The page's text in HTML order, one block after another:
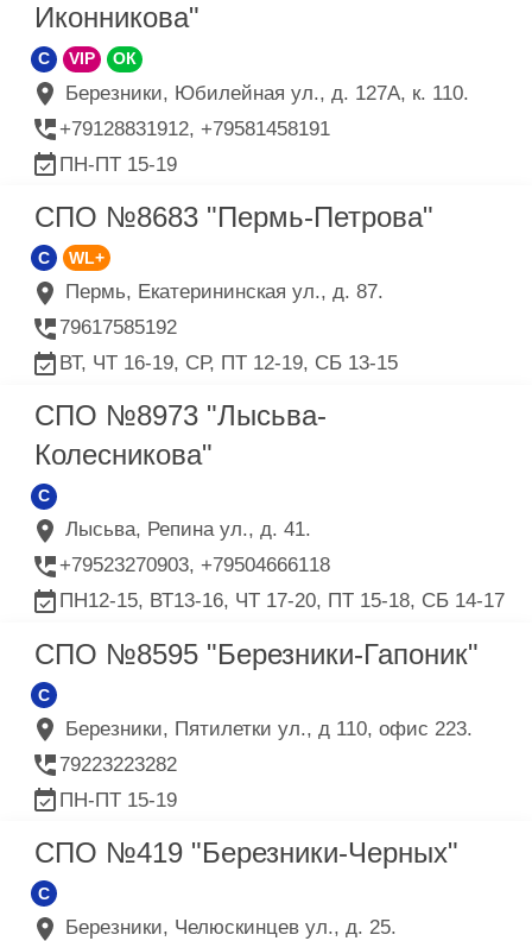
Иконникова"
C VIP ОК
Березники, Юбилейная ул., д. 127А, к. 110.
+79128831912, +79581458191
ПН-ПТ 15-19
СПО №8683 "Пермь-Петрова"
C WL+
Пермь, Екатерининская ул., д. 87.
79617585192
ВТ, ЧТ 16-19, СР, ПТ 12-19, СБ 13-15
СПО №8973 "Лысьва-
Колесникова"
C
Лысьва, Репина ул., д. 41.
+79523270903, +79504666118
ПН12-15, ВТ13-16, ЧТ 17-20, ПТ 15-18, СБ 14-17
СПО №8595 "Березники-Гапоник"
C
Березники, Пятилетки ул., д 110, офис 223.
79223223282
ПН-ПТ 15-19
СПО №419 "Березники-Черных"
C
Березники, Челюскинцев ул., д. 25.